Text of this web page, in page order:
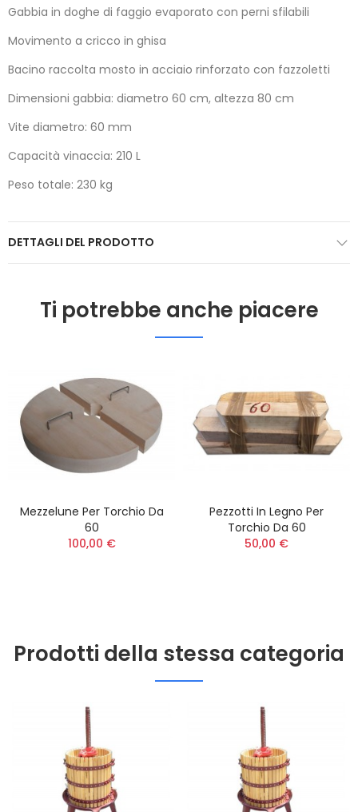
Gabbia in doghe di faggio evaporato con perni sfilabili
Movimento a cricco in ghisa
Bacino raccolta mosto in acciaio rinforzato con fazzoletti
Dimensioni gabbia: diametro 60 cm, altezza 80 cm
Vite diametro: 60 mm
Capacità vinaccia: 210 L
Peso totale: 230 kg
DETTAGLI DEL PRODOTTO
Ti potrebbe anche piacere
Mezzelune Per Torchio Da
60
100,00 €
Pezzotti In Legno Per
Torchio Da 60
50,00 €
Prodotti della stessa categoria